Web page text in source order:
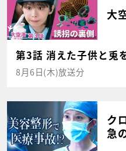
大
第3話 消えた子供と兎
8月6日(木)放送分
ク
急